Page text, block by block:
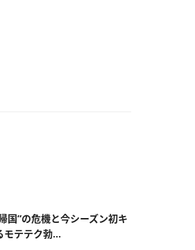
国”の危機と今シーズン初キ
テテク勃...